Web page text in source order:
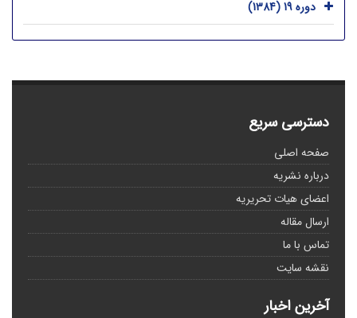
دوره 19 (1384)
دسترسی سریع
صفحه اصلی
درباره نشریه
اعضای هیات تحریریه
ارسال مقاله
تماس با ما
نقشه سایت
آخرین اخبار